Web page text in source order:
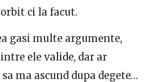
ci la facut.
gasi multe argumente,
ele valide, dar ar
ma ascund dupa degete…